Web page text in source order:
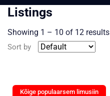
Listings
Showing 1 – 10 of 12 results
Sort by
Kõige populaarsem limusiin